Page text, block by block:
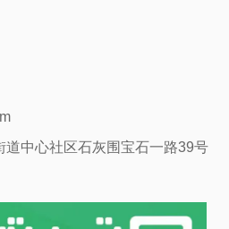
道中心社区石灰围宝石一路39号